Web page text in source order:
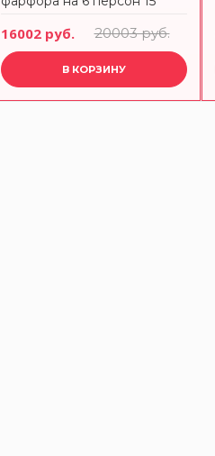
16002 руб. 20003 руб.
В КОРЗИНУ